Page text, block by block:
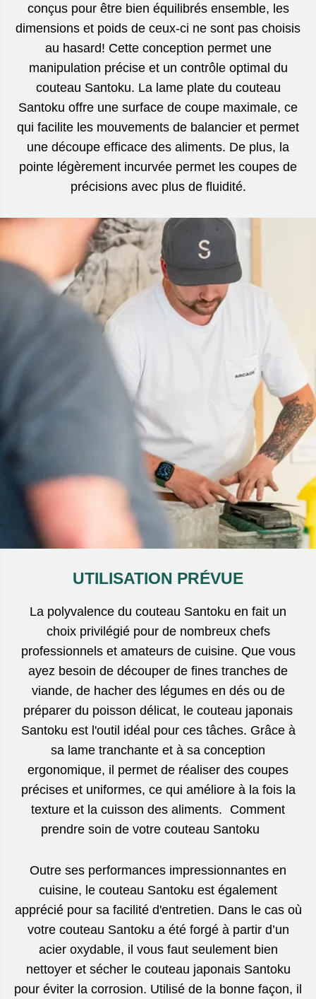
conçus pour être bien équilibrés ensemble, les
dimensions et poids de ceux-ci ne sont pas choisis
au hasard! Cette conception permet une
manipulation précise et un contrôle optimal du
couteau Santoku. La lame plate du couteau
Santoku offre une surface de coupe maximale, ce
qui facilite les mouvements de balancier et permet
une découpe efficace des aliments. De plus, la
pointe légèrement incurvée permet les coupes de
précisions avec plus de fluidité.
UTILISATION PRÉVUE
La polyvalence du couteau Santoku en fait un
choix privilégié pour de nombreux chefs
professionnels et amateurs de cuisine. Que vous
ayez besoin de découper de fines tranches de
viande, de hacher des légumes en dés ou de
préparer du poisson délicat, le couteau japonais
Santoku est l'outil idéal pour ces tâches. Grâce à
sa lame tranchante et à sa conception
ergonomique, il permet de réaliser des coupes
précises et uniformes, ce qui améliore à la fois la
texture et la cuisson des aliments. Comment
prendre soin de votre couteau Santoku
Outre ses performances impressionnantes en
cuisine, le couteau Santoku est également
apprécié pour sa facilité d'entretien. Dans le cas où
votre couteau Santoku a été forgé à partir d’un
acier oxydable, il vous faut seulement bien
nettoyer et sécher le couteau japonais Santoku
pour éviter la corrosion. Utilisé de la bonne façon, il